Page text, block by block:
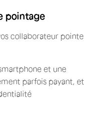
pointage
collaborateur pointe
et une
parfois payant, et